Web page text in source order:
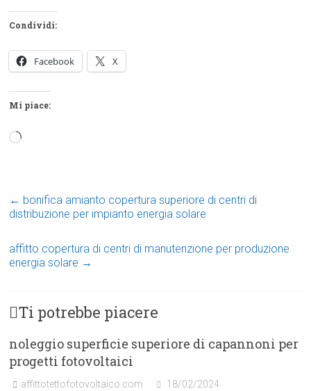
Condividi:
Facebook X
Mi piace:
Caricamento
← bonifica amianto copertura superiore di centri di
distribuzione per impianto energia solare
affitto copertura di centri di manutenzione per produzione
energia solare →
Ti potrebbe piacere
noleggio superficie superiore di capannoni per
progetti fotovoltaici
affittotettofotovoltaico.com 18/02/2024